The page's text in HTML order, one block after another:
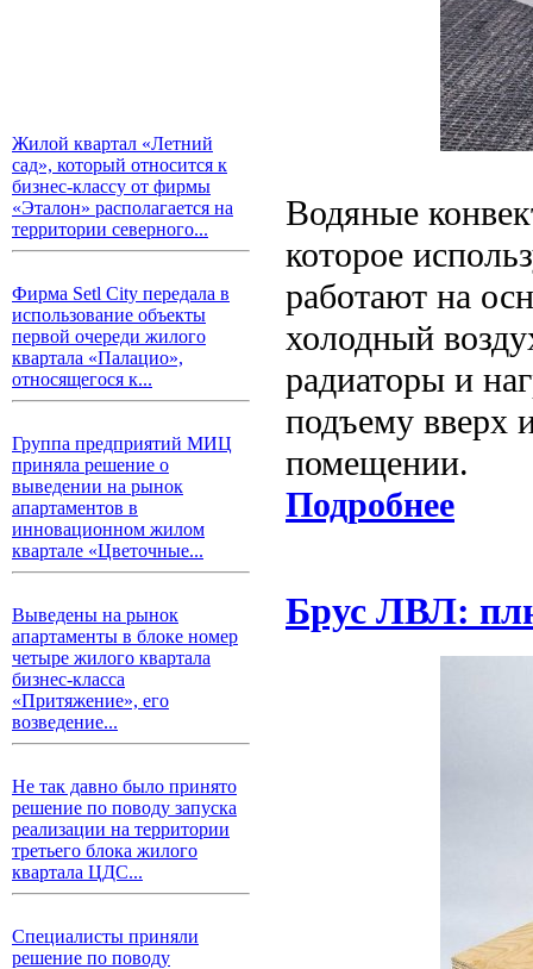
Жилой квартал «Летний
сад», который относится к
бизнес-классу от фирмы
«Эталон» располагается на
территории северного...
Фирма Setl City передала в
использование объекты
первой очереди жилого
квартала «Палацио»,
относящегося к...
Группа предприятий МИЦ
приняла решение о
выведении на рынок
апартаментов в
инновационном жилом
квартале «Цветочные...
Выведены на рынок
апартаменты в блоке номер
четыре жилого квартала
бизнес-класса
«Притяжение», его
возведение...
Не так давно было принято
решение по поводу запуска
реализации на территории
третьего блока жилого
квартала ЦДС...
Специалисты приняли
решение по поводу
Водяные
которое
работают на
холодный
радиаторы и
подъему вверх
помещении.
Подробнее
Брус ЛВЛ: